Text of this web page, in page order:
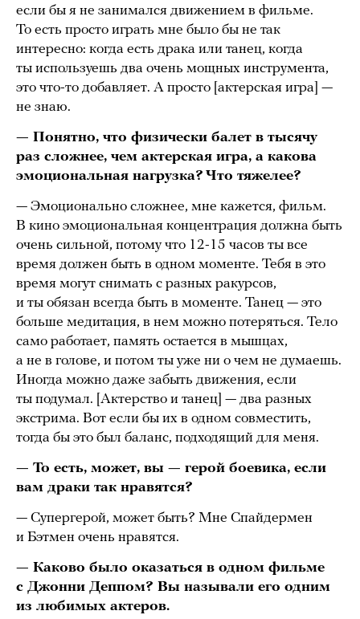
если бы я не занимался движением в фильме.
То есть просто играть мне было бы не так
интересно: когда есть драка или танец, когда
ты используешь два очень мощных инструмента,
это что-то добавляет. А просто [актерская игра] —
не знаю.
— Понятно, что физически балет в тысячу
раз сложнее, чем актерская игра, а какова
эмоциональная нагрузка? Что тяжелее?
— Эмоционально сложнее, мне кажется, фильм.
В кино эмоциональная концентрация должна быть
очень сильной, потому что 12-15 часов ты все
время должен быть в одном моменте. Тебя в это
время могут снимать с разных ракурсов,
и ты обязан всегда быть в моменте. Танец — это
больше медитация, в нем можно потеряться. Тело
само работает, память остается в мышцах,
а не в голове, и потом ты уже ни о чем не думаешь.
Иногда можно даже забыть движения, если
ты подумал. [Актерство и танец] — два разных
экстрима. Вот если бы их в одном совместить,
тогда бы это был баланс, подходящий для меня.
— То есть, может, вы — герой боевика, если
вам драки так нравятся?
— Супергерой, может быть? Мне Спайдермен
и Бэтмен очень нравятся.
— Каково было оказаться в одном фильме
с Джонни Деппом? Вы называли его одним
из любимых актеров.